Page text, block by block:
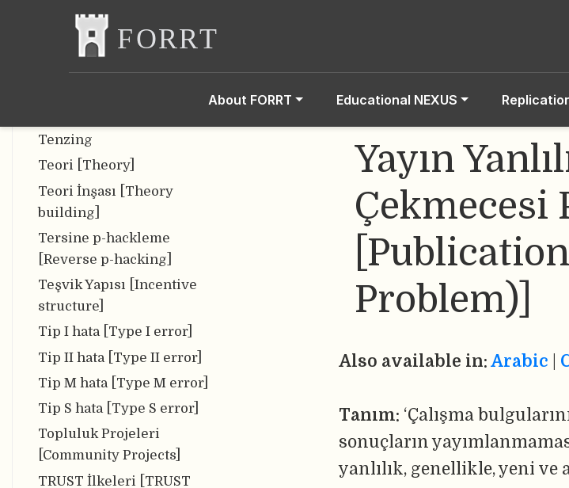
About FORRT Educational NEXUS
Practices (QMP)]
Tek-kör hakemlik [Single-
Tenzing
Teori [Theory]
Teori İnşası [Theory
building]
Tersine p-hackleme
[Reverse p-hacking]
Teşvik Yapısı [Incentive
structure]
Tip I hata [Type I error]
Tip II hata [Type II error]
Tip M hata [Type M error]
Tip S hata [Type S error]
Topluluk Projeleri
[Community Projects]
TRUST İlkeleri [TRUST
Yayın
Çekmecesi
Problem)]
Also available in: Arabic
Tanım: ‘Çalışma
sonuçların
yanlılık, genellikle, yeni ve